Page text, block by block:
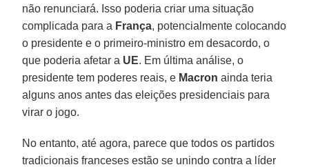
não renunciará. Isso poderia criar uma situação
complicada para a França, potencialmente colocando
o presidente e o primeiro-ministro em desacordo, o
que poderia afetar a UE. Em última análise, o
presidente tem poderes reais, e Macron ainda teria
alguns anos antes das eleições presidenciais para
virar o jogo.
No entanto, até agora, parece que todos os partidos
tradicionais franceses estão se unindo contra a líder